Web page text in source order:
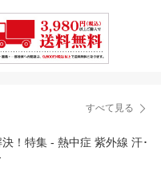
すべて見る
！特集 - 熱中症 紫外線 汗･